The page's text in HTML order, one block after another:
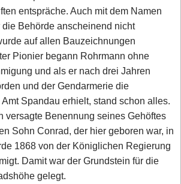
entspräche. Auch mit dem Namen
die Behörde anscheinend nicht
auf allen Bauzeichnungen
Pionier begann Rohrmann ohne
und als er nach drei Jahren
und der Gendarmerie die
Spandau erhielt, stand schon alles.
versagte Benennung seines Gehöftes
Sohn Conrad, der hier geboren war, in
1868 von der Königlichen Regierung
Damit war der Grundstein für die
gelegt.